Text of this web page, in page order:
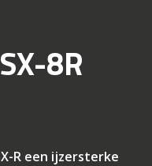
8R
R een ijzersterke